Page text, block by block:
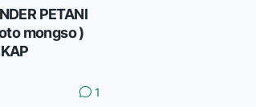
PETANI
mongso )
1